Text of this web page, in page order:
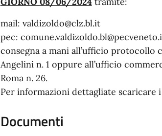
mail: valdizoldo@clz.bl.it
pec:
consegna a mani all’ufficio protocollo
Angelini n. 1 oppure all’ufficio
Roma n. 26.
Per informazioni dettagliate scaricare
Documenti